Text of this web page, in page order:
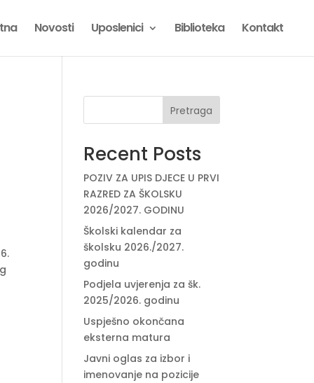
Novosti Uposlenici Biblioteka Kontakt
Pretraga
Recent Posts
POZIV ZA UPIS DJECE U PRVI
RAZRED ZA ŠKOLSKU
2026/2027. GODINU
Školski kalendar za
školsku 2026./2027.
godinu
Podjela uvjerenja za šk.
2025/2026. godinu
Uspješno okončana
eksterna matura
Javni oglas za izbor i
imenovanje na pozicije